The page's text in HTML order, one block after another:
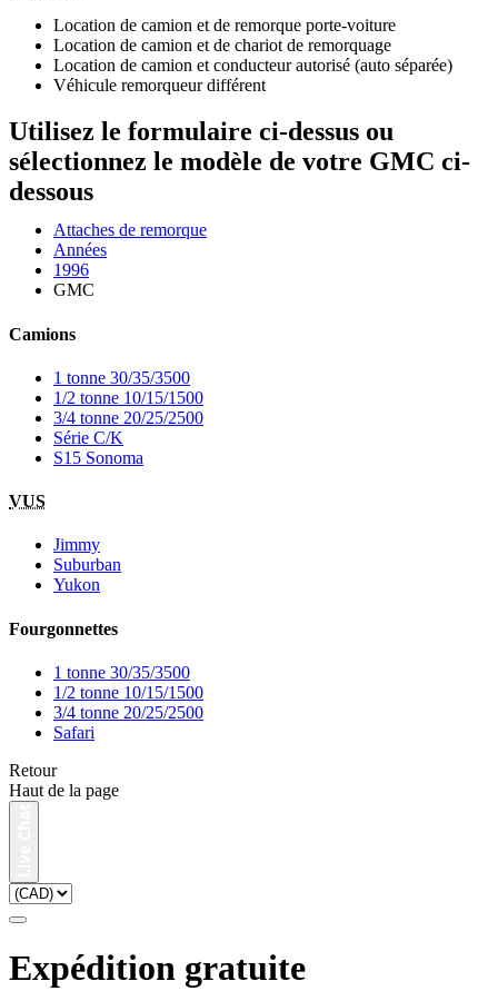
Location de camion et de remorque porte-voiture
Location de camion et de chariot de remorquage
Location de camion et conducteur autorisé (auto séparée)
Véhicule remorqueur différent
Utilisez le formulaire ci-dessus ou
sélectionnez le modèle de votre GMC ci-
dessous
Attaches de remorque
Années
1996
GMC
Camions
1 tonne 30/35/3500
1/2 tonne 10/15/1500
3/4 tonne 20/25/2500
Série C/K
S15 Sonoma
VUS
Jimmy
Suburban
Yukon
Fourgonnettes
1 tonne 30/35/3500
1/2 tonne 10/15/1500
3/4 tonne 20/25/2500
Safari
Retour
Haut de la page
Expédition gratuite